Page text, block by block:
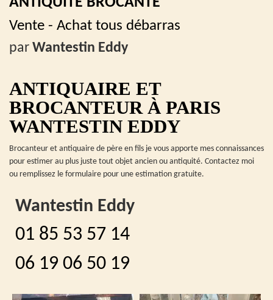
Vente - Achat tous débarras
par Wantestin Eddy
ANTIQUAIRE ET
BROCANTEUR À PARIS
WANTESTIN EDDY
Brocanteur et antiquaire de père en fils je vous apporte mes connaissances
pour estimer au plus juste tout objet ancien ou antiquité. Contactez moi
ou remplissez le formulaire pour une estimation gratuite.
Wantestin Eddy
01 85 53 57 14
06 19 06 50 19